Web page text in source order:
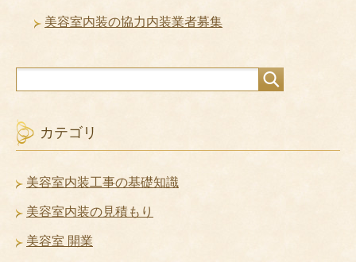
美容室内装の協力内装業者募集
カテゴリ
美容室内装工事の基礎知識
美容室内装の見積もり
美容室 開業